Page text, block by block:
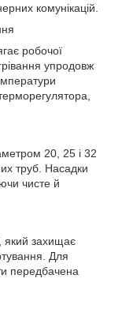
комунікацій.
робочої
упродовж
20, 25 і 32
труб. Насадки
чисте й
який захищає
Для
передбачена